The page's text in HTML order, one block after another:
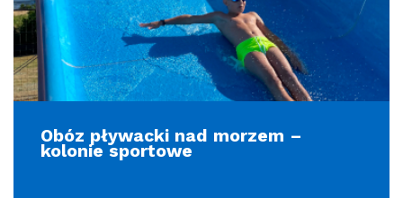
Obóz pływacki nad morzem –
kolonie sportowe